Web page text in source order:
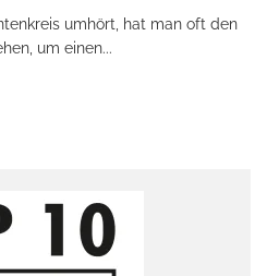
umhört, hat man oft den
um einen...